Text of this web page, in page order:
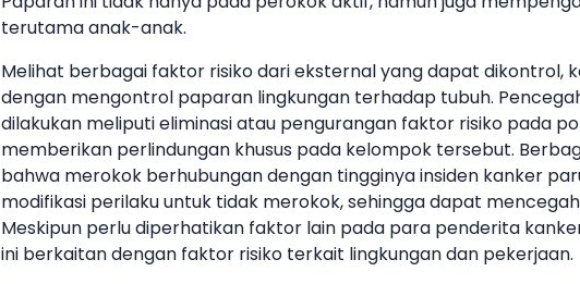
terutama anak-anak.
Melihat berbagai faktor risiko dari eksternal yang dapat dikontrol,
dengan mengontrol paparan lingkungan terhadap tubuh.
dilakukan meliputi eliminasi atau pengurangan faktor risiko pada
memberikan perlindungan khusus pada kelompok tersebut.
bahwa merokok berhubungan dengan tingginya insiden kanker
modifikasi perilaku untuk tidak merokok, sehingga dapat
Meskipun perlu diperhatikan faktor lain pada para penderita
ini berkaitan dengan faktor risiko terkait lingkungan dan pekerjaan.